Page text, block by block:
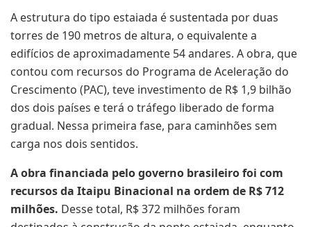
A estrutura do tipo estaiada é sustentada por duas
torres de 190 metros de altura, o equivalente a
edifícios de aproximadamente 54 andares. A obra, que
contou com recursos do Programa de Aceleração do
Crescimento (PAC), teve investimento de R$ 1,9 bilhão
dos dois países e terá o tráfego liberado de forma
gradual. Nessa primeira fase, para caminhões sem
carga nos dois sentidos.
A obra financiada pelo governo brasileiro foi com
recursos da Itaipu Binacional na ordem de R$ 712
milhões. Desse total, R$ 372 milhões foram